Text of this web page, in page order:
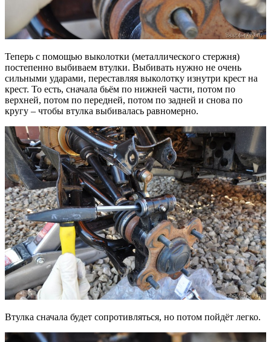
Теперь с помощью выколотки (металлического стержня)
постепенно выбиваем втулки. Выбивать нужно не очень
сильными ударами, переставляя выколотку изнутри крест на
крест. То есть, сначала бьём по нижней части, потом по
верхней, потом по передней, потом по задней и снова по
кругу – чтобы втулка выбивалась равномерно.
Втулка сначала будет сопротивляться, но потом пойдёт легко.